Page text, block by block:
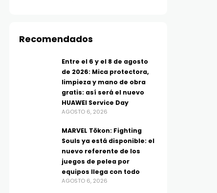
Más allá del MP3: ¿Qué es el
música suena diferente?
inteligentes para el
día
AGOSTO 5, 2026
Recomendados
Entre el 6 y el 8 de agosto
de 2026: Mica protectora,
limpieza y mano de obra
gratis: así será el nuevo
HUAWEI Service Day
AGOSTO 6, 2026
MARVEL Tōkon: Fighting
Souls ya está disponible: el
nuevo referente de los
juegos de pelea por
equipos llega con todo
AGOSTO 6, 2026